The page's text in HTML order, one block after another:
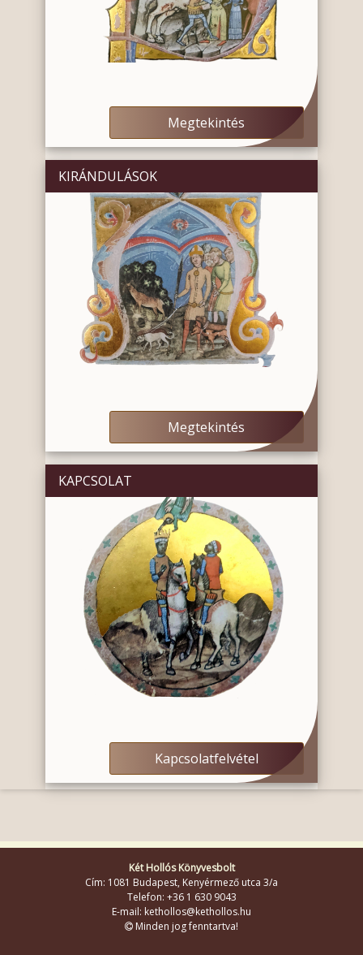
Megtekintés
KIRÁNDULÁSOK
Megtekintés
KAPCSOLAT
Kapcsolatfelvétel
Két Hollós Könyvesbolt
Cím: 1081 Budapest, Kenyérmező utca 3/a
Telefon: +36 1 630 9043
E-mail: kethollos@kethollos.hu
Minden jog fenntartva!